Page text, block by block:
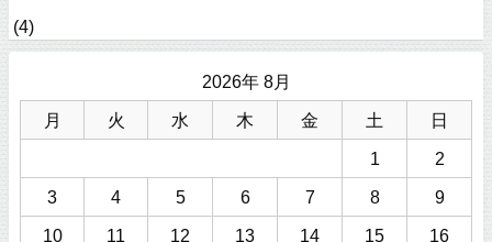
(4)
2026年 8月
月 火 水 木 金 土 日
1 2
3 4 5 6 7 8 9
10 11 12 13 14 15 16